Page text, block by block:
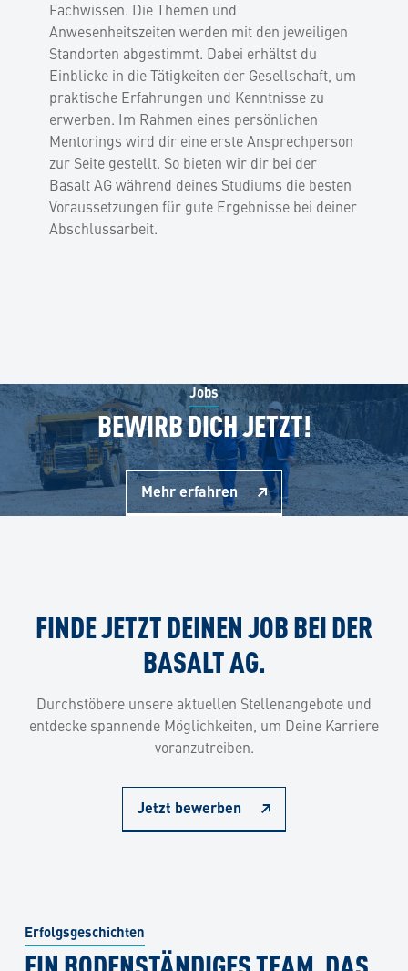
Fachwissen. Die Themen und
Anwesenheitszeiten werden mit den jeweiligen
Standorten abgestimmt. Dabei erhältst du
Einblicke in die Tätigkeiten der Gesellschaft, um
praktische Erfahrungen und Kenntnisse zu
erwerben. Im Rahmen eines persönlichen
Mentorings wird dir eine erste Ansprechperson
zur Seite gestellt. So bieten wir dir bei der
Basalt AG während deines Studiums die besten
Voraussetzungen für gute Ergebnisse bei deiner
Abschlussarbeit.
Jobs
BEWIRB DICH JETZT!
Mehr erfahren
FINDE JETZT DEINEN JOB BEI DER
BASALT AG.
Durchstöbere unsere aktuellen Stellenangebote und
entdecke spannende Möglichkeiten, um Deine Karriere
voranzutreiben.
Jetzt bewerben
Erfolgsgeschichten